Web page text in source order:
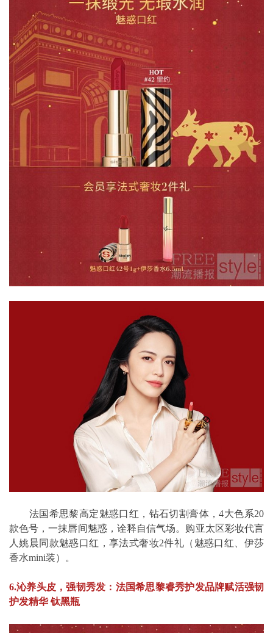
法国希思黎高定魅惑口红，钻石切割膏体，4大色系20
款色号，一抹唇间魅惑，诠释自信气场。购亚太区彩妆代言
人姚晨同款魅惑口红，享法式奢妆2件礼（魅惑口红、伊莎
香水mini装）。
6.沁养头皮，强韧秀发：法国希思黎睿秀护发品牌赋活强韧
护发精华 钛黑瓶